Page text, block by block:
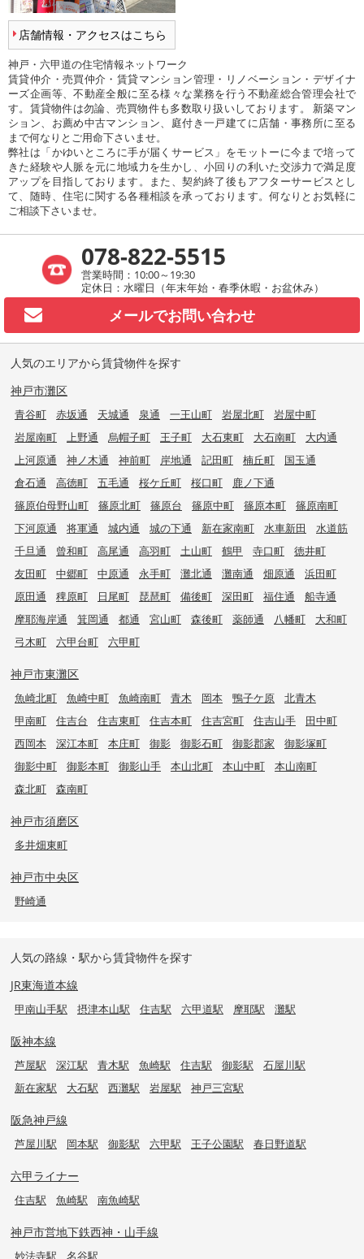
店舗情報・アクセスはこちら
神戸・六甲道の住宅情報ネットワーク
賃貸仲介・売買仲介・賃貸マンション管理・リノベーション・デザイナ
ーズ企画等、不動産全般に至る様々な業務を行う不動産総合管理会社で
す。賃貸物件は勿論、売買物件も多数取り扱いしております。 新築マン
ション、お薦め中古マンション、庭付き一戸建てに店舗・事務所に至る
まで何なりとご用命下さいませ。
弊社は「かゆいところに手が届くサービス」をモットーに今まで培って
きた経験や人脈を元に地域力を生かし、小回りの利いた交渉力で満足度
アップを目指しております。また、契約終了後もアフターサービスとし
て、随時、住宅に関する各種相談を承っております。何なりとお気軽に
ご相談下さいませ。
078-822-5515
営業時間：10:00～19:30
定休日：水曜日（年末年始・春季休暇・お盆休み）
メールでお問い合わせ
人気のエリアから賃貸物件を探す
神戸市灘区
青谷町 赤坂通 天城通 泉通 一王山町 岩屋北町
岩屋中町
岩屋南町
上野通 烏帽子町 王子町 大石東町 大石南町
大内通
上河原通
神ノ木通 神前町 岸地通 記田町 楠丘町
国玉通
倉石通
高徳町 五毛通 桜ケ丘町 桜口町
鹿ノ下通
篠原伯母野山町
篠原北町 篠原台 篠原中町 篠原本町
篠原南町
下河原通
将軍通 城内通 城の下通 新在家南町 水車新田
水道筋
千旦通
曾和町 高尾通 高羽町 土山町 鶴甲 寺口町
徳井町
友田町
中郷町 中原通 永手町 灘北通 灘南通 畑原通
浜田町
原田通
稗原町 日尾町 琵琶町 備後町 深田町 福住通
船寺通
摩耶海岸通
箕岡通 都通 宮山町 森後町 薬師通 八幡町
大和町
弓木町
六甲台町 六甲町
神戸市東灘区
魚崎北町 魚崎中町 魚崎南町 青木 岡本 鴨子ケ原
北青木
甲南町
住吉台 住吉東町 住吉本町 住吉宮町 住吉山手
田中町
西岡本
深江本町 本庄町 御影 御影石町 御影郡家
御影塚町
御影中町
御影本町 御影山手 本山北町 本山中町
本山南町
森北町
森南町
神戸市須磨区
多井畑東町
神戸市中央区
野崎通
人気の路線・駅から賃貸物件を探す
JR東海道本線
甲南山手駅 摂津本山駅 住吉駅 六甲道駅 摩耶駅 灘駅
阪神本線
芦屋駅 深江駅 青木駅 魚崎駅 住吉駅 御影駅
石屋川駅
新在家駅
大石駅 西灘駅 岩屋駅 神戸三宮駅
阪急神戸線
芦屋川駅 岡本駅 御影駅 六甲駅 王子公園駅 春日野道駅
六甲ライナー
住吉駅 魚崎駅 南魚崎駅
神戸市営地下鉄西神・山手線
妙法寺駅 名谷駅